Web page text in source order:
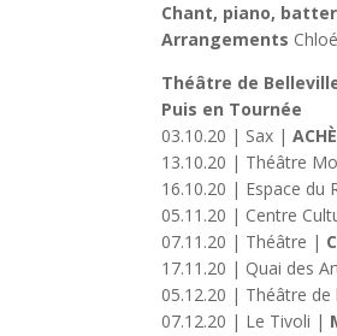
Chant, piano,
Arrangements
Théâtre de
Puis en Tournée
03.10.20 | Sax |
13.10.20 | Théâtre
16.10.20 | Espace du
05.11.20 | Centre
07.11.20 | Théâtre |
17.11.20 | Quai des
05.12.20 | Théâtre de
07.12.20 | Le Tivoli |